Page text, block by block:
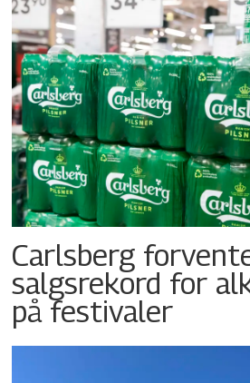
Carlsberg
salgsrekord for
på festivaler